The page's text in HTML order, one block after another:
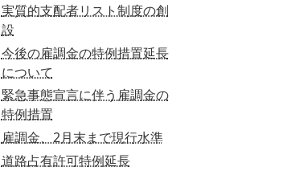
実質的支配者リスト制度の創
設
今後の雇調金の特例措置延長
について
緊急事態宣言に伴う雇調金の
特例措置
雇調金、2月末まで現行水準
道路占有許可特例延長